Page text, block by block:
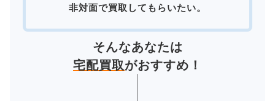
非対面で買取してもらいたい。
そんなあなたは
宅配買取がおすすめ！